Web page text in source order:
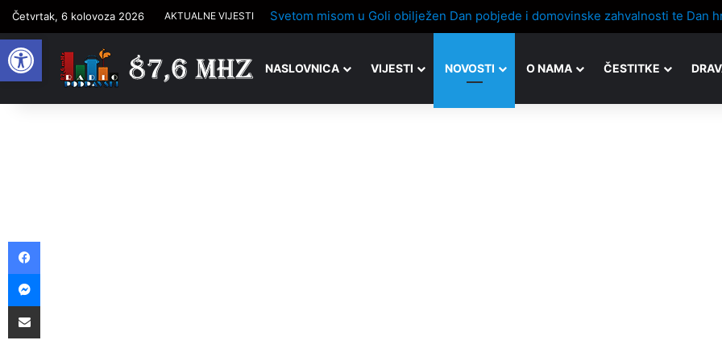
Open toolbar
Četvrtak, 6 kolovoza 2026 AKTUALNE VIJESTI
NASLOVNICA VIJESTI NOVOSTI O NAMA ČESTITKE
Facebook
Messenger
Podijelite putem e-pošte